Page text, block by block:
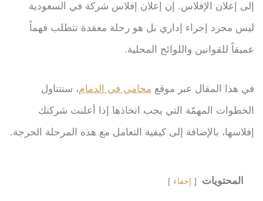
إلى إعلان الإفلاس. إن إعلان إفلاس شركة في السعودية
ليس مجرد إجراء إداري بل هو رحلة معقدة تتطلب فهماً
عميقاً للقوانين واللوائح المحلية.
في هذا المقال عبر موقع محامي في الدمام، سنتناول
الخطوات المهمّة التي يجب اتخاذها إذا أعلنت شركتك
إفلاسها، بالإضافة إلى كيفية التعامل مع هذه المرحلة الحرجة.
المحتويات إخفاء